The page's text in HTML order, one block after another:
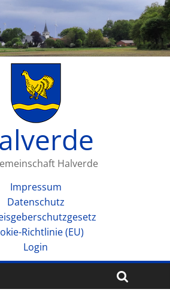
Halverde
Impressum
Datenschutz
Richtlinie (EU)
Login